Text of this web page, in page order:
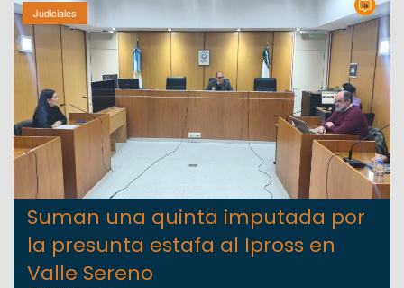
Judiciales
Suman una quinta imputada por
la presunta estafa al Ipross en
Valle Sereno